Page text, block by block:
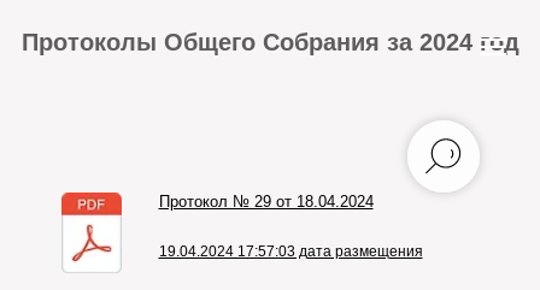
Протоколы Общего Собрания за 2024 год
Протокол № 29 от 18.04.2024
19.04.2024 17:57:03 дата размещения